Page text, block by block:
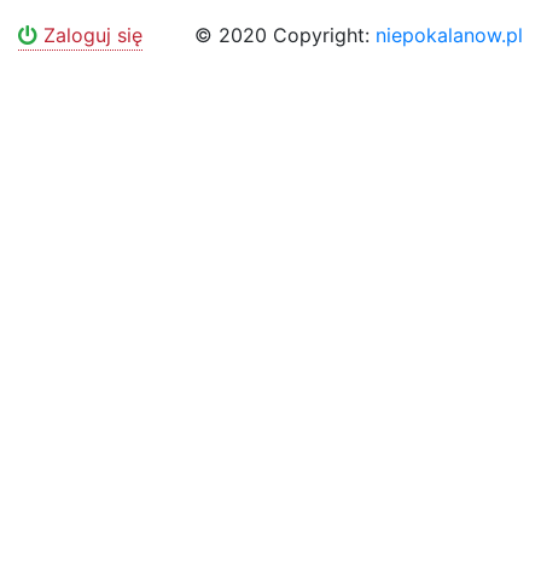
Zaloguj się © 2020 Copyright: niepokalanow.pl